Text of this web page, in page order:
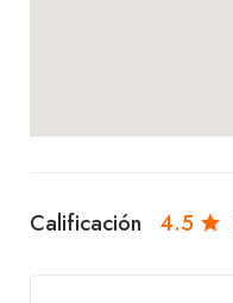
Calificación 4.5